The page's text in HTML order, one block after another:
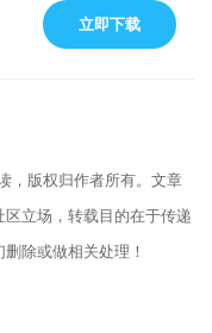
立即下载
，版权归作者所有。文章
立场，转载目的在于传递
除或做相关处理！